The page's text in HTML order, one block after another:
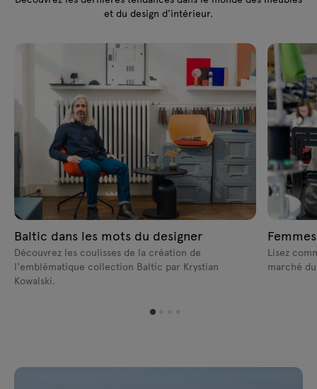
et du design d'intérieur.
Baltic dans les mots du designer
Découvrez les coulisses de la création de
l'emblématique collection Baltic par Krystian
Kowalski.
Lisez
marché